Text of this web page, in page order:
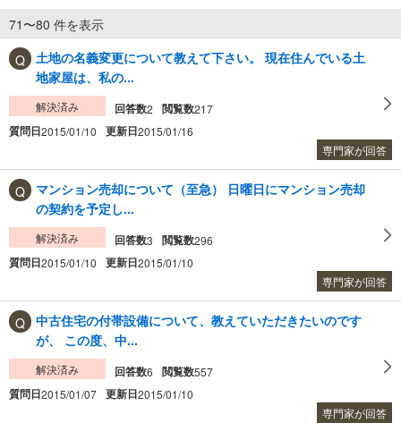
71〜80 件を表示
土地の名義変更について教えて下さい。 現在住んでいる土
地家屋は、私の...
解決済み 回答数2 閲覧数217
質問日2015/01/10 更新日2015/01/16
専門家が回答
マンション売却について（至急） 日曜日にマンション売却
の契約を予定し...
解決済み 回答数3 閲覧数296
質問日2015/01/10 更新日2015/01/10
専門家が回答
中古住宅の付帯設備について、教えていただきたいのです
が、 この度、中...
解決済み 回答数6 閲覧数557
質問日2015/01/07 更新日2015/01/10
専門家が回答